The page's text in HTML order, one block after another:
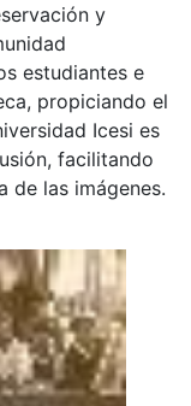
y
estudiantes e
propiciando el
Icesi es
facilitando
de las imágenes.